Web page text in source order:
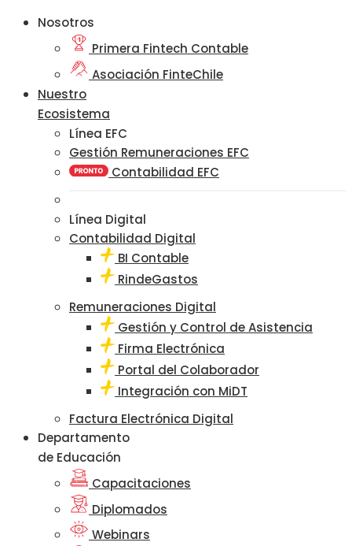
Nosotros
Primera Fintech Contable
Asociación FinteChile
Nuestro
Ecosistema
Línea EFC
Gestión Remuneraciones EFC
Contabilidad EFC
Línea Digital
Contabilidad Digital
BI Contable
RindeGastos
Remuneraciones Digital
Gestión y Control de Asistencia
Firma Electrónica
Portal del Colaborador
Integración con MiDT
Factura Electrónica Digital
Departamento
de Educación
Capacitaciones
Diplomados
Webinars